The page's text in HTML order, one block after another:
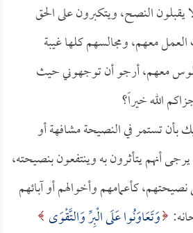
يقبلون النصح، ويتكبرون على الحق
معهم، ومجالسهم كلها غيبة
معهم، أرجو أن توجهوني حيث
الله خيراً؟
تستمر في النصيحة مشافهة أو
أنهم يتأثرون به وينتفعون بنصيحته،
كأعمامهم وأخوالهم أو آبائهم
وَتَعَاوَنُوا عَلَى الْبِرِّ وَالتَّقْوَى